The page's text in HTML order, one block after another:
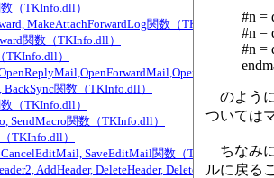
（TKInfo.dll）
MakeAttachForwardLog関数（TKInfo.dll）
関数（TKInfo.dll）
TKInfo.dll）
関数（
BackSync関数（TKInfo.dll）
（TKInfo.dll）
SendMacro関数（TKInfo.dll）
TKInfo.dll）
SaveEditMail関数（TKInfo.dll）
AddHeader, DeleteHeader, DeleteHeader2,
#n =
#n =
#n =
のよう
ついては
ちなみ
ルに戻る